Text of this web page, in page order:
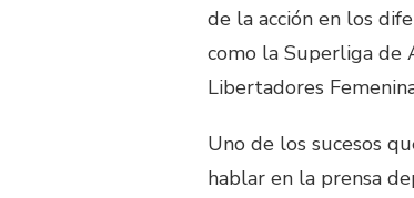
de la acción en los
como la Superliga de
Libertadores
Uno de los sucesos
hablar en la prensa